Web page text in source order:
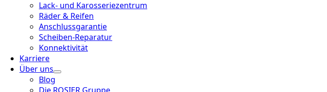
Lack- und Karosseriezentrum
Räder & Reifen
Anschlussgarantie
Scheiben-Reparatur
Konnektivität
Karriere
Über uns
Blog